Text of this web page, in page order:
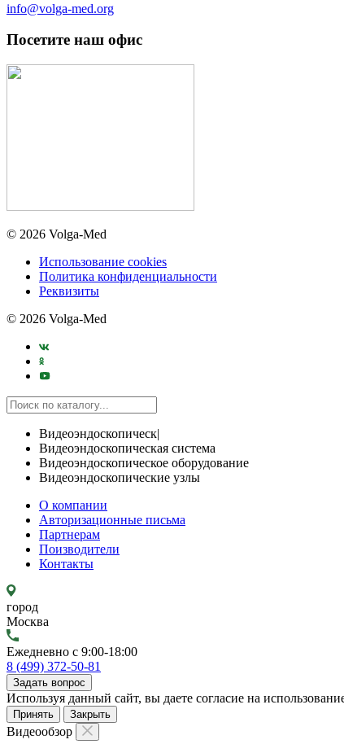
info@volga-med.org
Посетите наш офис
© 2026 Volga-Med
Использование cookies
Политика конфиденциальности
Реквизиты
© 2026 Volga-Med
Видеоэндоскопическ|
Видеоэндоскопическая система
Видеоэндоскопическое оборудование
Видеоэндоскопические узлы
О компании
Авторизационные письма
Партнерам
Поизводители
Контакты
город
Москва
Ежедневно с 9:00-18:00
8 (499) 372-50-81
Задать вопрос
Используя данный сайт, вы даете согласие на
Принять Закрыть
Видеообзор